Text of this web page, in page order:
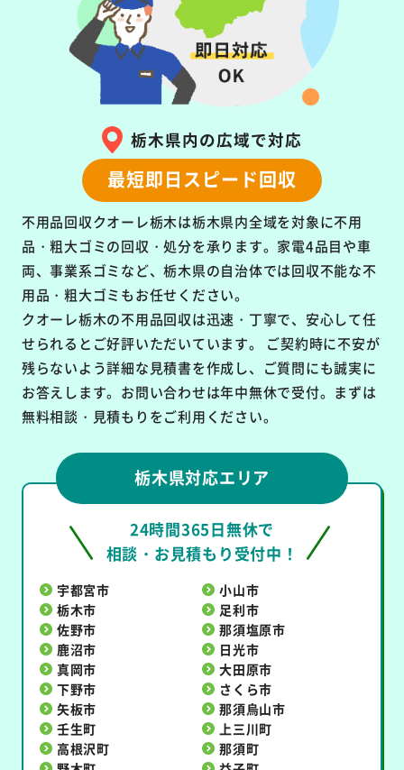
栃木県内の広域で対応
最短即日スピード回収
不用品回収クオーレ栃木は栃木県内全域を対象に不用
品・粗大ゴミの回収・処分を承ります。 家電4品目や車
両、事業系ゴミなど、栃木県の自治体では回収不能な不
用品・粗大ゴミもお任せください。
クオーレ栃木の不用品回収は迅速・丁寧で、安心して任
せられるとご好評いただいています。
ご契約時に不安が
残らないよう詳細な見積書を作成し、ご質問にも誠実に
お答えします。お問い合わせは年中無休で受付。まずは
無料相談・見積もりをご利用ください。
栃木県対応エリア
24時間365日無休で
相談・お見積もり受付中！
宇都宮市
小山市
栃木市
足利市
佐野市
那須塩原市
鹿沼市
日光市
真岡市
大田原市
下野市
さくら市
矢板市
那須烏山市
壬生町
上三川町
高根沢町
那須町